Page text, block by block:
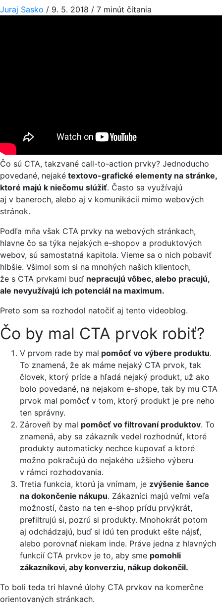
Juraj Sasko / 9. 5. 2018 / 7 minút čítania
Čo sú CTA, takzvané call-to-action prvky? Jednoducho
povedané, nejaké textovo-grafické elementy na stránke,
ktoré majú k niečomu slúžiť. Často sa využívajú
aj v baneroch, alebo aj v komunikácii mimo webových
stránok.
Podľa mňa však CTA prvky na webových stránkach,
hlavne čo sa týka nejakých e-shopov a produktových
webov, sú samostatná kapitola. Vieme sa o nich pobaviť
hlbšie. Všimol som si na mnohých našich klientoch,
že s CTA prvkami buď nepracujú vôbec, alebo pracujú,
ale nevyužívajú ich potenciál na maximum.
Preto som sa rozhodol natočiť aj tento videoblog.
Čo by mal CTA prvok robiť?
V prvom rade by mal pomôcť vo výbere produktu.
To znamená, že ak máme nejaký CTA prvok, tak
človek, ktorý príde a hľadá nejaký produkt, už ako
bolo povedané, na nejakom e-shope, tak by mu CTA
prvok mal pomôcť v tom, ktorý produkt je pre neho
ten správny.
Zároveň by mal pomôcť vo filtrovaní produktov. To
znamená, aby sa zákazník vedel rozhodnúť, ktoré
produkty automaticky nechce kupovať a ktoré
možno pokračujú do nejakého užšieho výberu
v rámci rozhodovania.
Tretia funkcia, ktorú ja vnímam, je zvýšenie šance
na dokončenie nákupu. Zákazníci majú veľmi veľa
možností, často na ten e-shop prídu prvýkrát,
prefiltrujú si, pozrú si produkty. Mnohokrát potom
aj odchádzajú, buď si idú ten produkt ešte nájsť,
alebo porovnať niekam inde. Práve jedna z hlavných
funkcií CTA prvkov je to, aby sme pomohli
zákazníkovi, aby konverziu, nákup dokončil.
To boli teda tri hlavné úlohy CTA prvkov na komerčne
orientovaných stránkach.